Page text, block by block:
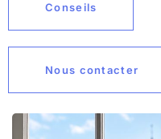
Conseils
Nous contacter